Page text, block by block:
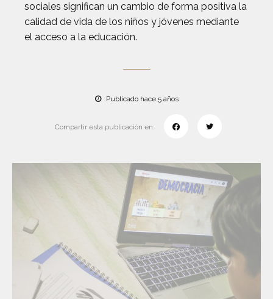
sociales significan un cambio de forma positiva la
calidad de vida de los niños y jóvenes mediante
el acceso a la educación.
Publicado hace 5 años
Compartir esta publicación en: